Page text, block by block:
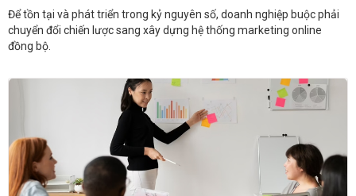
Để tồn tại và phát triển trong kỷ nguyên số, doanh nghiệp buộc phải
chuyển đổi chiến lược sang xây dựng hệ thống marketing online
đồng bộ.